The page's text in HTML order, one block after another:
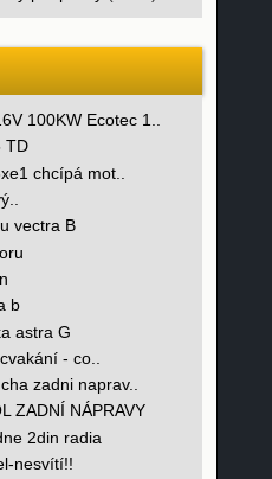
100KW Ecotec 1..
TD
chcípá mot..
vectra B
b
astra G
- co..
zadni naprav..
ZADNÍ NÁPRAVY
2din radia
nesvítí!!